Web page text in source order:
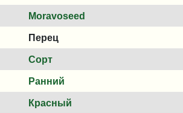
Moravoseed
Перец
Сорт
Ранний
Красный